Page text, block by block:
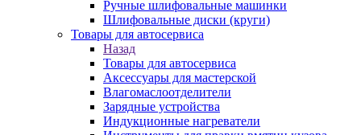
Ручные шлифовальные машинки
Шлифовальные диски (круги)
Товары для автосервиса
Назад
Товары для автосервиса
Аксессуары для мастерской
Влагомаслоотделители
Зарядные устройства
Индукционные нагреватели